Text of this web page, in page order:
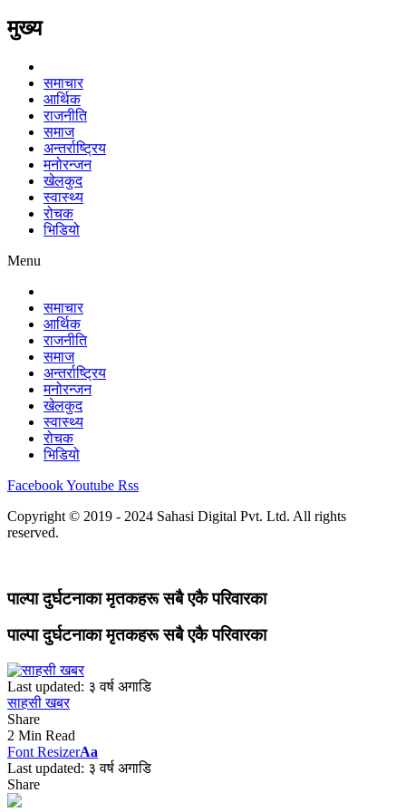
मुख्य
समाचार
आर्थिक
राजनीति
समाज
अन्तर्राष्ट्रिय
मनोरन्जन
खेलकुद
स्वास्थ्य
रोचक
भिडियो
Menu
समाचार
आर्थिक
राजनीति
समाज
अन्तर्राष्ट्रिय
मनोरन्जन
खेलकुद
स्वास्थ्य
रोचक
भिडियो
FacebookYoutube Rss
Copyright © 2019 - 2024 Sahasi Digital Pvt. Ltd. All rights
reserved.
पाल्पा दुर्घटनाका मृतकहरू सबै एकै परिवारका
पाल्पा दुर्घटनाका मृतकहरू सबै एकै परिवारका
Last updated: ३ वर्ष अगाडि
साहसी खबर
Share
2 Min Read
Font ResizerAa
Last updated: ३ वर्ष अगाडि
Share